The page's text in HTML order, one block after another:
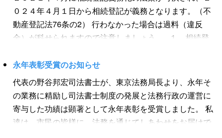
登記の後に遺産分割協議が成立し、所有権の取得者が確
定した場合は、「遺産分割協議成立日から３年以内」に
相続登記を行わないと、原則通り過料が科されます。 相
日から３年以内に相続登記を行わなかった場合 ↓ 『１０
によりさまざまな規定が設けられておりますので、まず
は相続登記の専門家司法書士にご相談ください。 ［し
あわせ遺産相続の司法書士は無料相談！お気軽にお問い
ですが、理不尽な暴力を認めることはできません。 #日
本人でもできる侵略反対表明 #ウクライナ #ロシア #侵略
行為反対 #侵略戦争反対 ウクライナ支援先はこちら（ウ
に、寄付金を送金できる銀口口座の詳細を更新いたしま
す。以下になります。 三菱UFJ ...
０２４年４月１日から相続登記が義務となります。（不
動産登記法76条の2） 行わなかった場合は過料（違反
金）が科せられますので注意しましょう。 １．相続登
動産の所有権名義人が亡くなった場合に、②相続や遺贈
などで所有権を取得した者について、③所有権を取得し
たことを知ってから３年以内、となります。 このように
相続登記が必要な場合は相続登記の専門家司法書士にご
相談ください。 ＜相続登記義務の条件＞ ①不動産の所有
永年表彰受賞のお知らせ
代表の野谷邦宏司法書士が、東京法務局長より、永年そ
の業務に精励し司法書士制度の発展と法務行政の運営に
寄与した功績は顕著として永年表彰を受賞しました。 私
達は、市民の皆様に、法務を通じてしあわせをお届けで